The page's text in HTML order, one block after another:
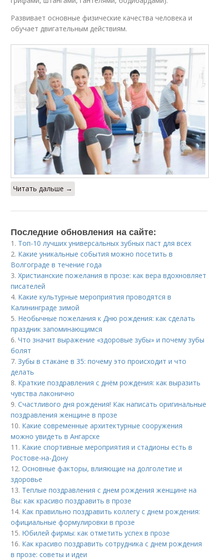
Развивает основные физические качества человека и
обучает двигательным действиям.
Читать дальше →
Последние обновления на сайте:
1. Топ-10 лучших универсальных зубных паст для всех
2. Какие уникальные события можно посетить в
Волгограде в течение года
3.Христианские пожелания в прозе: как вера вдохновляет
писателей
4. Какие культурные мероприятия проводятся в
Калининграде зимой
5. Необычные пожелания к Дню рождения: как сделать
праздник запоминающимся
6.Что значит выражение «здоровые зубы» и почему зубы
болят
7.Зубы в стакане в 35: почему это происходит и что
делать
8. Краткие поздравления с днём рождения: как выразить
чувства лаконично
9.Счастливого дня рождения! Как написать оригинальные
поздравления женщине в прозе
10. Какие современные архитектурные сооружения
можно увидеть в Ангарске
11. Какие спортивные мероприятия и стадионы есть в
Ростове-на-Дону
12.Основные факторы, влияющие на долголетие и
здоровье
13. Теплые поздравления с днем рождения женщине на
Вы: как красиво поздравить в прозе
14. Как правильно поздравить коллегу с днем рождения:
официальные формулировки в прозе
15. Юбилей фирмы: как отметить успех в прозе
16. Как красиво поздравить сотрудника с днем рождения
в прозе: советы и идеи